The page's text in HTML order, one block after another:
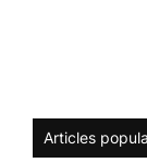
Articles